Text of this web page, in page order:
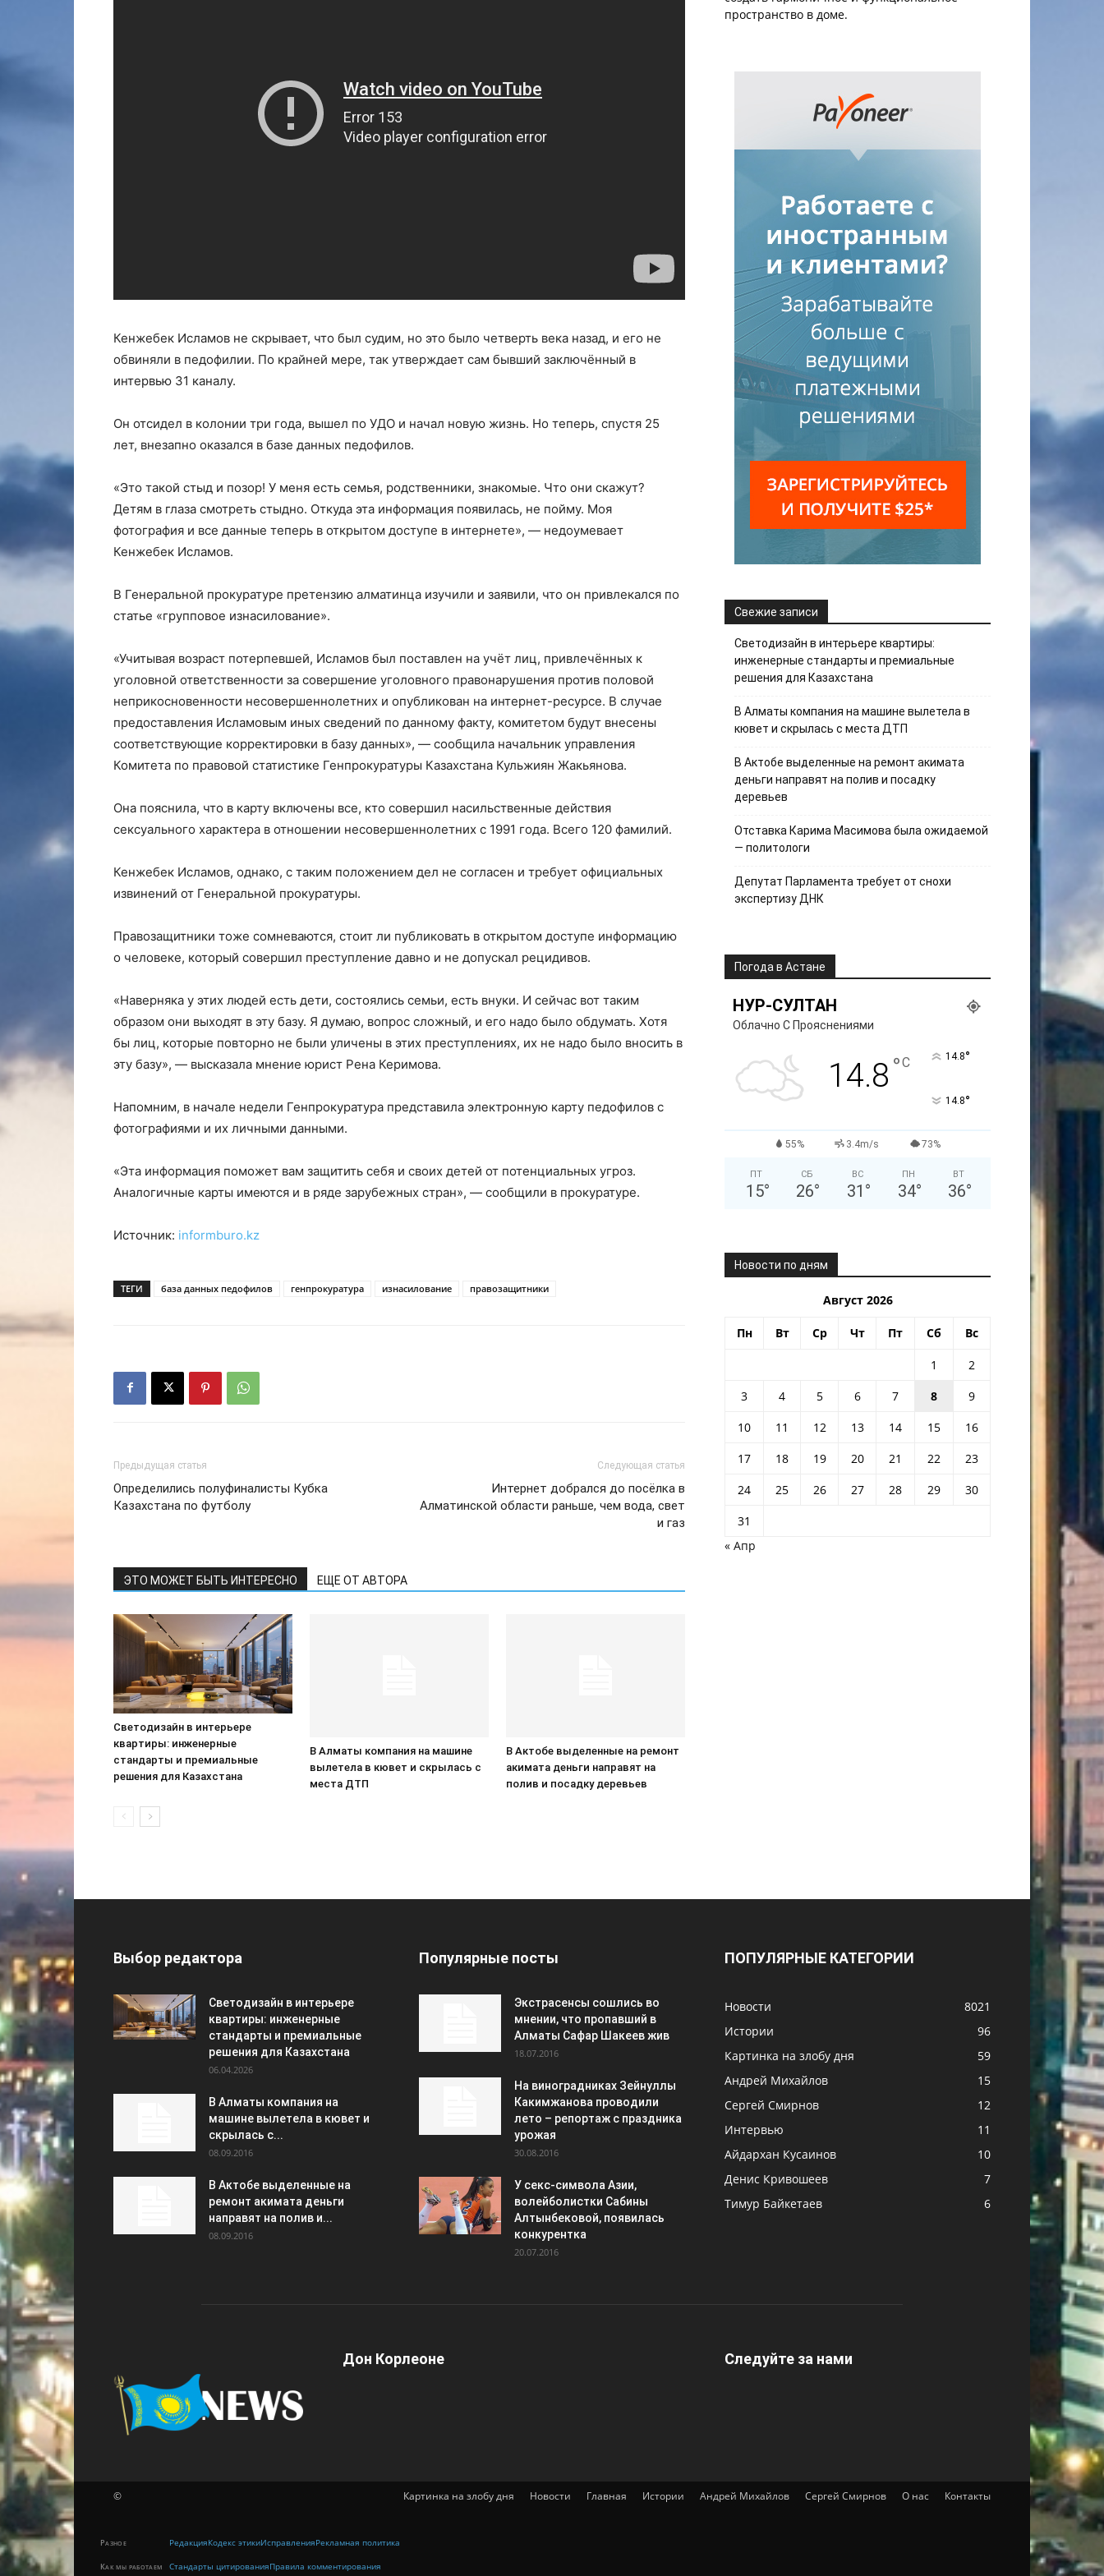
Кенжебек Исламов не скрывает, что был судим, но это было четверть века назад, и его не
обвиняли в педофилии. По крайней мере, так утверждает сам бывший заключённый в
интервью 31 каналу.
Он отсидел в колонии три года, вышел по УДО и начал новую жизнь. Но теперь, спустя 25
лет, внезапно оказался в базе данных педофилов.
«Это такой стыд и позор! У меня есть семья, родственники, знакомые. Что они скажут?
Детям в глаза смотреть стыдно. Откуда эта информация появилась, не пойму. Моя
фотография и все данные теперь в открытом доступе в интернете», — недоумевает
Кенжебек Исламов.
В Генеральной прокуратуре претензию алматинца изучили и заявили, что он привлекался по
статье «групповое изнасилование».
«Учитывая возраст потерпевшей, Исламов был поставлен на учёт лиц, привлечённых к
уголовной ответственности за совершение уголовного правонарушения против половой
неприкосновенности несовершеннолетних и опубликован на интернет-ресурсе. В случае
предоставления Исламовым иных сведений по данному факту, комитетом будут внесены
соответствующие корректировки в базу данных», — сообщила начальник управления
Комитета по правовой статистике Генпрокуратуры Казахстана Кульжиян Жакьянова.
Она пояснила, что в карту включены все, кто совершил насильственные действия
сексуального характера в отношении несовершеннолетних с 1991 года. Всего 120 фамилий.
Кенжебек Исламов, однако, с таким положением дел не согласен и требует официальных
извинений от Генеральной прокуратуры.
Правозащитники тоже сомневаются, стоит ли публиковать в открытом доступе информацию
о человеке, который совершил преступление давно и не допускал рецидивов.
«Наверняка у этих людей есть дети, состоялись семьи, есть внуки. И сейчас вот таким
образом они выходят в эту базу. Я думаю, вопрос сложный, и его надо было обдумать. Хотя
бы лиц, которые повторно не были уличены в этих преступлениях, их не надо было вносить в
эту базу», — высказала мнение юрист Рена Керимова.
Напомним, в начале недели Генпрокуратура представила электронную карту педофилов с
фотографиями и их личными данными.
«Эта информация поможет вам защитить себя и своих детей от потенциальных угроз.
Аналогичные карты имеются и в ряде зарубежных стран», — сообщили в прокуратуре.
Источник: informburo.kz
ТЕГИ база данных педофилов генпрокуратура изнасилование правозащитники
Предыдущая статья
Определились полуфиналисты Кубка
Казахстана по футболу
Следующая статья
Интернет добрался до посёлка в
Алматинской области раньше, чем вода, свет
и газ
ЭТО МОЖЕТ БЫТЬ ИНТЕРЕСНО ЕЩЕ ОТ АВТОРА
Светодизайн в интерьере
квартиры: инженерные
стандарты и премиальные
решения для Казахстана
В Алматы компания на машине
вылетела в кювет и скрылась с
места ДТП
В Актобе выделенные на ремонт
акимата деньги направят на
полив и посадку деревьев
пространство в доме.
Свежие записи
Светодизайн в интерьере квартиры:
инженерные стандарты и премиальные
решения для Казахстана
В Алматы компания на машине вылетела в
кювет и скрылась с места ДТП
В Актобе выделенные на ремонт акимата
деньги направят на полив и посадку
деревьев
Отставка Карима Масимова была ожидаемой
— политологи
Депутат Парламента требует от снохи
экспертизу ДНК
Погода в Астане
НУР-СУЛТАН
Облачно С Прояснениями
14.8 °C 14.8°
14.8°
55% 3.4m/s 73%
ПТ
15°
СБ
26°
ВС
31 °
ПН
34°
ВТ
36°
Новости по дням
Август 2026
Пн Вт Ср Чт Пт Сб Вс
1
2
3
4 5 6 7 8
9
10
11 12 13 14 15
16
17
18 19 20 21 22
23
24
25 26 27 28 29
30
31
« Апр
Выбор редактора
Светодизайн в интерьере
квартиры: инженерные
стандарты и премиальные
решения для Казахстана
06.04.2026
В Алматы компания на
машине вылетела в кювет и
скрылась с...
08.09.2016
В Актобе выделенные на
ремонт акимата деньги
направят на полив и...
08.09.2016
Популярные посты
Экстрасенсы сошлись во
мнении, что пропавший в
Алматы Сафар Шакеев жив
18.07.2016
На виноградниках Зейнуллы
Какимжанова проводили
лето – репортаж с праздника
урожая
30.08.2016
У секс-символа Азии,
волейболистки Сабины
Алтынбековой, появилась
конкурентка
20.07.2016
ПОПУЛЯРНЫЕ КАТЕГОРИИ
Новости
8021
Истории
96
Картинка на злобу дня
59
Андрей Михайлов
15
Сергей Смирнов
12
Интервью
11
Айдархан Кусаинов
10
Денис Кривошеев
7
Тимур Байкетаев
6
Дон Корлеоне Следуйте за нами
Картинка на злобу дня Новости Главная Истории Андрей Михайлов Сергей Смирнов О нас Контакты
©
Разное РедакцияКодекс этикиИсправленияРекламная политика
Как мы работаем Стандарты цитированияПравила комментирования